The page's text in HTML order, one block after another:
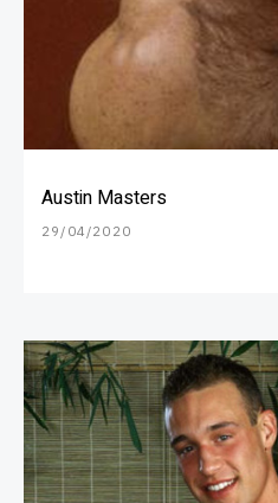
Austin Masters
29/04/2020